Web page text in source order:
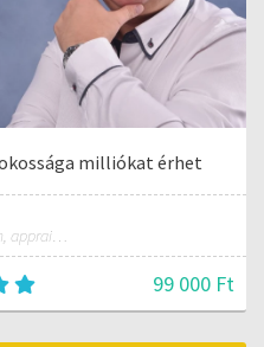
milliókat érhet
99 000 Ft